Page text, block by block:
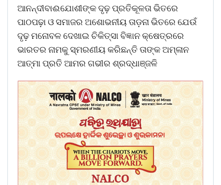
ଆନନ୍ଦୀବାଈଯୋଶୀଙ୍କ ଦୃଢ଼ ପ୍ରତିକୂଳତା ଭିତରେ
ପାଠପଢ଼ା ଓ ସମାଜର ଅଶୋଭନୀୟ ତାଡ଼ନା ଭିତରେ ଯେଉଁ
ଦୃଢ଼ ମନୋବଳ ଦେଖାଇ ଚିକିତ୍ସା ବିଜ୍ଞାନ କ୍ଷେତ୍ରରେ
ଭାରତର ନାମକୁ ସ୍ମରଣୀୟ କରିଛନ୍ତି ତାଙ୍କ ଅମ୍ଳାନ
ଆତ୍ମା ପ୍ରତି ଆମର ଗଭୀର ଶ୍ରଦ୍ଧାଞ୍ଜଳି